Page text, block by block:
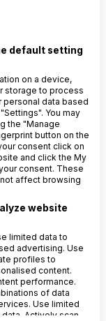
formou
kterou budou
budou mít
žádosti o
tak budete
schopni
jen na
default setting
on a device,
storage to process
personal data based
You may
the "Manage
button on the
consent click on
and click the My
consent. These
affect browsing
website
limited data to
advertising. Use
profiles to
content.
performance.
of data
Use limited
Actively scan